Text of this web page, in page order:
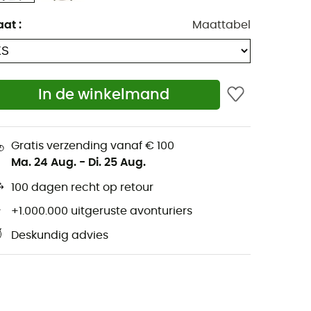
: Maattabel
In de winkelmand
Gratis verzending vanaf € 100
Ma. 24 Aug. - Di. 25 Aug.
100 dagen recht op retour
+1.000.000 uitgeruste avonturiers
Deskundig advies